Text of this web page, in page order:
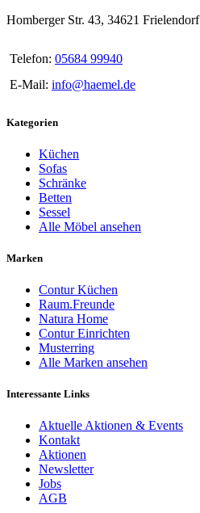
Homberger Str. 43, 34621 Frielendorf
Telefon: 05684 99940
E-Mail: info@haemel.de
Kategorien
Küchen
Sofas
Schränke
Betten
Sessel
Alle Möbel ansehen
Marken
Contur Küchen
Raum.Freunde
Natura Home
Contur Einrichten
Musterring
Alle Marken ansehen
Interessante Links
Aktuelle Aktionen & Events
Kontakt
Aktionen
Newsletter
Jobs
AGB